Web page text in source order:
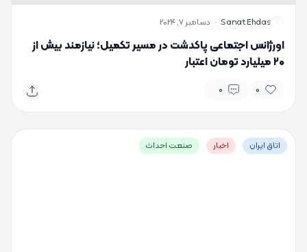
Sanat Ehdas
· دسامبر 7, 2024
اورژانس اجتماعی پاکدشت در مسیر تکمیل؛ نیازمند بیش از
۲۰ میلیارد تومان اعتبار
0
0
اتاق ایران اخبار صنعت احداث